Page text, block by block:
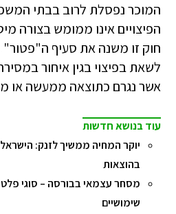
המוכר נפסלת לרוב בבתי
הפיצויים אינו ממומש בצורה
חוק זו משנה את סעיף
לשאת בפיצוי בגין איחור
אשר נגרם כתוצאה ממעשה או
עוד בנושא חדשות
יוקר המחיה ממשיך לזנק:
בהוצאות
מסחר עצמאי בבורסה – סוגי
שימושיים